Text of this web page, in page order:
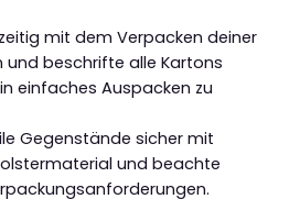
mit dem Verpacken deiner
und beschrifte alle Kartons
einfaches Auspacken zu
Gegenstände sicher mit
und beachte